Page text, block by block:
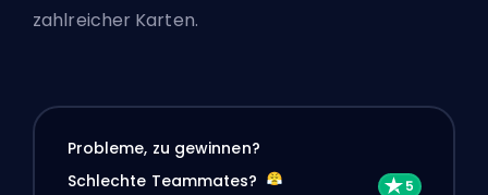
zahlreicher Karten.
Probleme, zu gewinnen?
Schlechte Teammates?